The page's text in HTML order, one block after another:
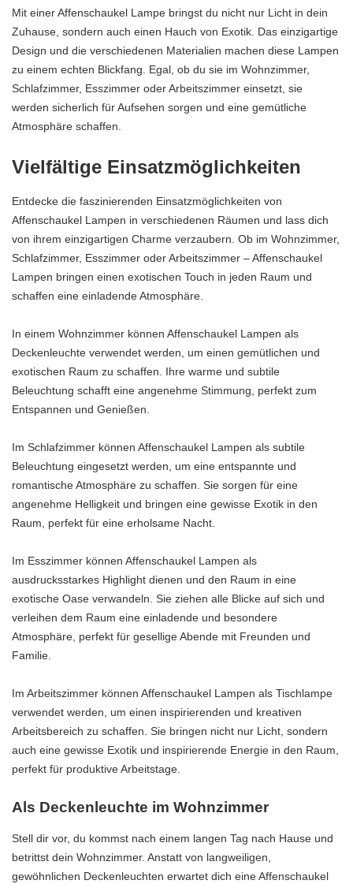
Mit einer Affenschaukel Lampe bringst du nicht nur Licht in dein
Zuhause, sondern auch einen Hauch von Exotik. Das einzigartige
Design und die verschiedenen Materialien machen diese Lampen
zu einem echten Blickfang. Egal, ob du sie im Wohnzimmer,
Schlafzimmer, Esszimmer oder Arbeitszimmer einsetzt, sie
werden sicherlich für Aufsehen sorgen und eine gemütliche
Atmosphäre schaffen.
Vielfältige Einsatzmöglichkeiten
Entdecke die faszinierenden Einsatzmöglichkeiten von
Affenschaukel Lampen in verschiedenen Räumen und lass dich
von ihrem einzigartigen Charme verzaubern. Ob im Wohnzimmer,
Schlafzimmer, Esszimmer oder Arbeitszimmer – Affenschaukel
Lampen bringen einen exotischen Touch in jeden Raum und
schaffen eine einladende Atmosphäre.
In einem Wohnzimmer können Affenschaukel Lampen als
Deckenleuchte verwendet werden, um einen gemütlichen und
exotischen Raum zu schaffen. Ihre warme und subtile
Beleuchtung schafft eine angenehme Stimmung, perfekt zum
Entspannen und Genießen.
Im Schlafzimmer können Affenschaukel Lampen als subtile
Beleuchtung eingesetzt werden, um eine entspannte und
romantische Atmosphäre zu schaffen. Sie sorgen für eine
angenehme Helligkeit und bringen eine gewisse Exotik in den
Raum, perfekt für eine erholsame Nacht.
Im Esszimmer können Affenschaukel Lampen als
ausdrucksstarkes Highlight dienen und den Raum in eine
exotische Oase verwandeln. Sie ziehen alle Blicke auf sich und
verleihen dem Raum eine einladende und besondere
Atmosphäre, perfekt für gesellige Abende mit Freunden und
Familie.
Im Arbeitszimmer können Affenschaukel Lampen als Tischlampe
verwendet werden, um einen inspirierenden und kreativen
Arbeitsbereich zu schaffen. Sie bringen nicht nur Licht, sondern
auch eine gewisse Exotik und inspirierende Energie in den Raum,
perfekt für produktive Arbeitstage.
Als Deckenleuchte im Wohnzimmer
Stell dir vor, du kommst nach einem langen Tag nach Hause und
betrittst dein Wohnzimmer. Anstatt von langweiligen,
gewöhnlichen Deckenleuchten erwartet dich eine Affenschaukel